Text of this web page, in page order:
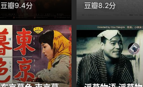
豆瓣9.4分
豆瓣8.2分